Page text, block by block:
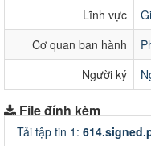
Lĩnh vực
Cơ quan ban hành
Người ký
File đính kèm
Tải tập tin 1: